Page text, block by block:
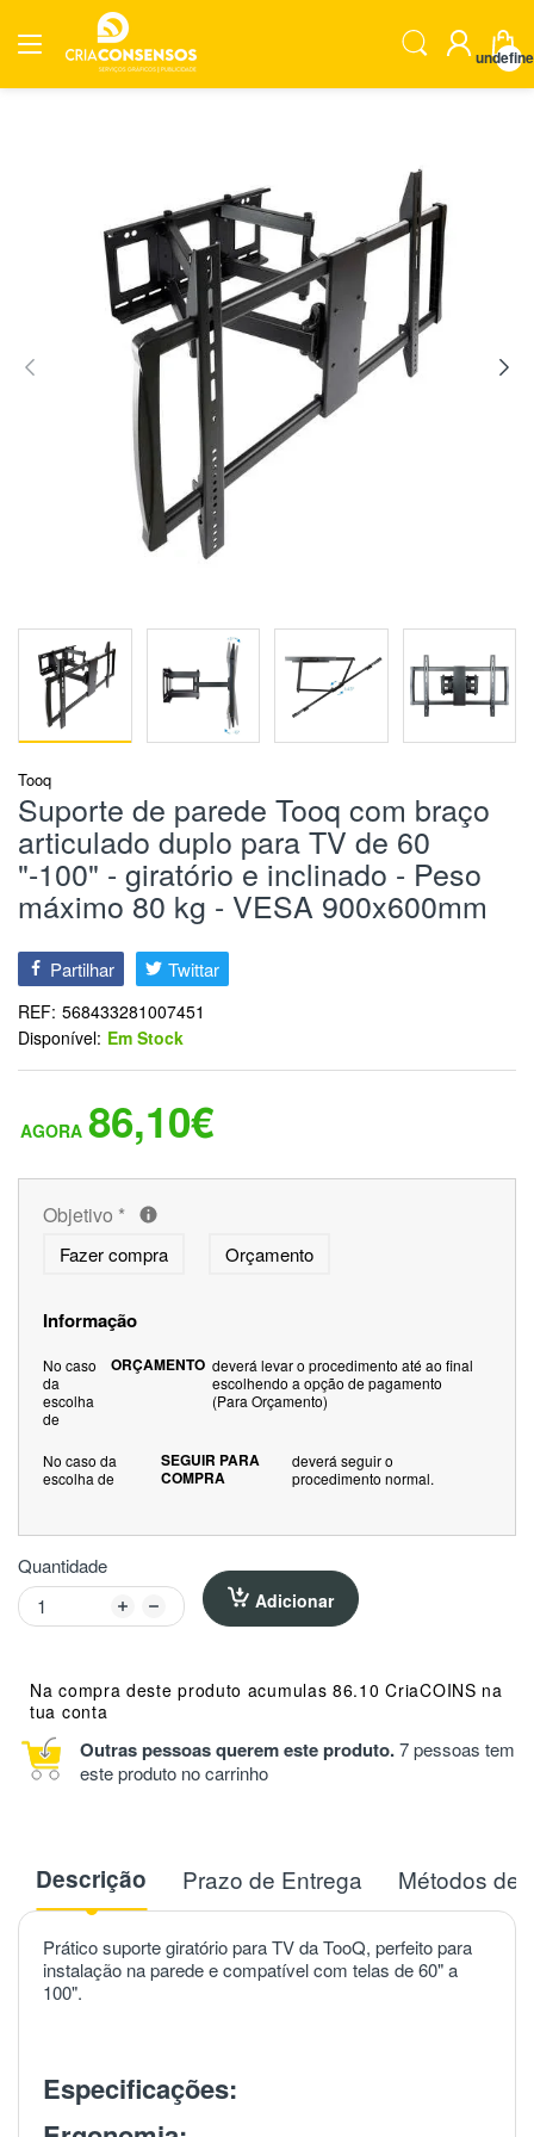
Tooq
Suporte de parede Tooq com braço
articulado duplo para TV de 60
"-100" - giratório e inclinado - Peso
máximo 80 kg - VESA 900x600mm
Partilhar Twittar
REF: 568433281007451
Disponível: Em Stock
86,10€
Objetivo *
Fazer compra Orçamento
Informação
No caso
da
escolha
de
ORÇAMENTO deverá levar o procedimento até ao final
escolhendo a opção de pagamento
(Para Orçamento)
No caso da
escolha de
SEGUIR PARA
COMPRA
deverá seguir o
procedimento normal.
Quantidade
Adicionar
Na compra deste produto acumulas 86.10 CriaCOINS na
tua conta
Outras pessoas querem este produto.7 pessoas tem
este produto no carrinho
Descrição Prazo de Entrega Métodos de
Prático suporte giratório para TV da TooQ, perfeito para
instalação na parede e compatível com telas de 60" a
100".
Especificações: